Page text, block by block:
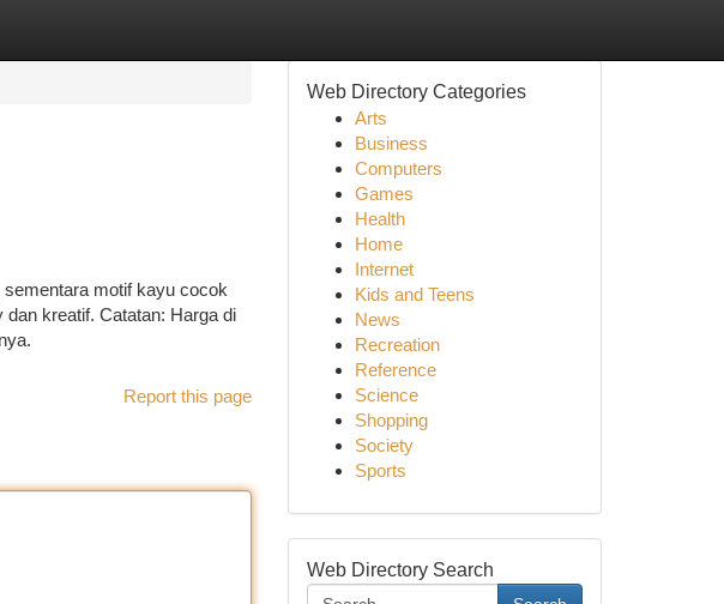
motif kayu cocok
kreatif. Catatan: Harga di
Report this page
Web Directory Categories
Arts
Business
Computers
Games
Health
Home
Internet
Kids and Teens
News
Recreation
Reference
Science
Shopping
Society
Sports
Web Directory Search